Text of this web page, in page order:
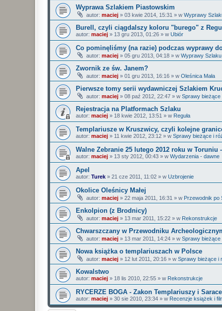
Wyprawa Szlakiem Piastowskim
autor: maciej » 03 kwie 2014, 15:31 » w Wyprawy
Burell, czyli ciągdalszy koloru "burego" z
autor: maciej » 13 gru 2013, 01:26 » w Ubiór
Co pominęliśmy (na razie) podczas wyprawy
autor: maciej » 05 gru 2013, 04:18 » w Wyprawy
Zwornik ze św. Janem?
autor: maciej » 01 gru 2013, 16:16 » w Oleśnica Mała
Pierwsze tomy serii wydawniczej Szlakiem
autor: maciej » 08 paź 2012, 22:47 » w Sprawy bieżące
Rejestracja na Platformach Szlaku
autor: maciej » 18 kwie 2012, 13:51 » w Reguła
Templariusze w Kruszwicy, czyli kolejne
autor: maciej » 11 kwie 2012, 23:12 » w Sprawy bieżące i
Walne Zebranie 25 lutego 2012 roku w Toruniu
autor: maciej » 13 sty 2012, 00:43 » w Wydarzenia - dawne
Apel
autor: Turek » 21 cze 2011, 11:02 » w Uzbrojenie
Okolice Oleśnicy Małej
autor: maciej » 22 maja 2011, 16:31 » w Przewodnik po
Enkolpion (z Brodnicy)
autor: maciej » 13 mar 2011, 15:22 » w Rekonstrukcje
Chwarszczany w Przewodniku
autor: maciej » 13 mar 2011, 14:24 » w Sprawy bieżące
Nowa książka o templariuszach w Polsce
autor: maciej » 12 lut 2011, 20:16 » w Sprawy bieżące i
Kowalstwo
autor: maciej » 18 lis 2010, 22:55 » w Rekonstrukcje
RYCERZE BOGA - Zakon Templariuszy i
autor: maciej » 30 sie 2010, 23:34 » w Recenzje książek i